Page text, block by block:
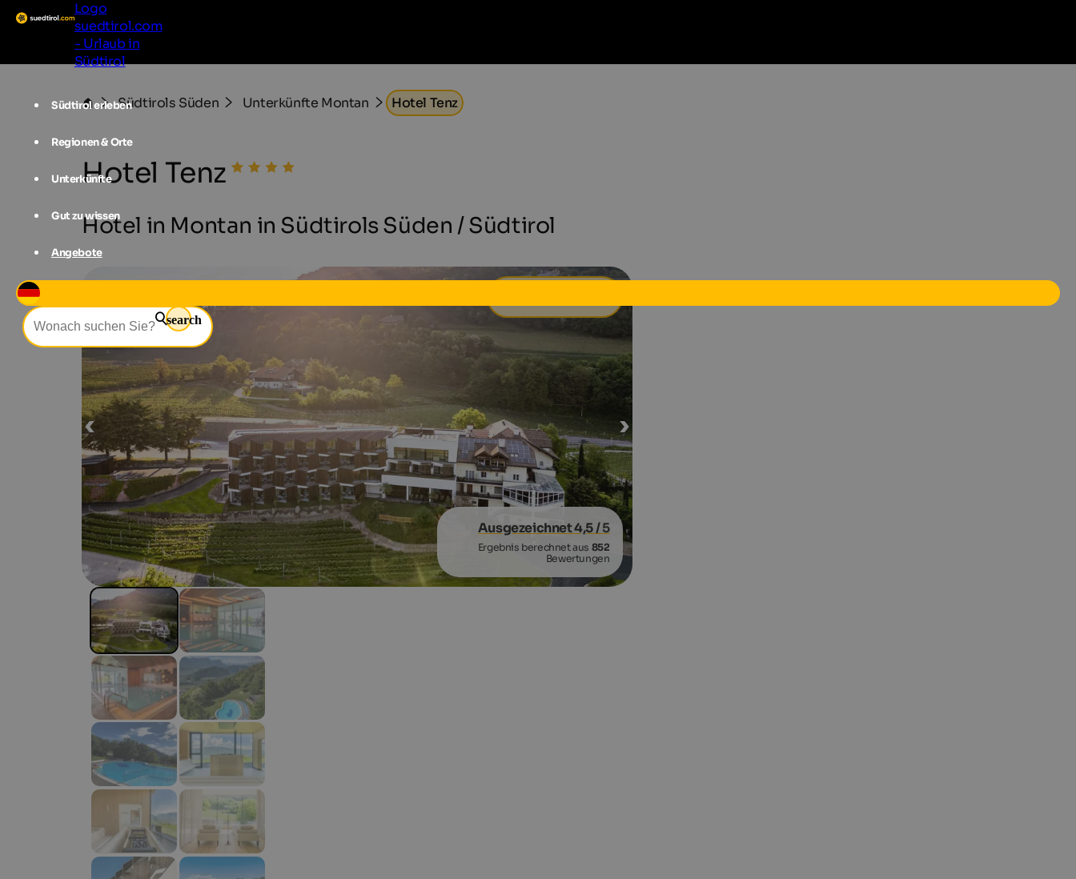
Logo
suedtirol.com
- Urlaub in
Südtirol
Südtirol erleben
Regionen & Orte
Unterkünfte
Gut zu wissen
Angebote
search
Südtirols Süden Unterkünfte Montan Hotel Tenz
Hotel Tenz
Hotel in Montan in Südtirols Süden / Südtirol
Ausgezeichnet 4,5/ 5
Ergebnis berechnet aus 852
Bewertungen